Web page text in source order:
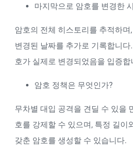
마지막으로 암호를 변경한
암호의 전체 히스토리를 추적하
변경된 날짜를 추가로 기록합니
호가 실제로 변경되었음을 입증합
암호 정책은 무엇인가?
무차별 대입 공격을 견딜 수 있을
호를 강제할 수 있으며, 특정 길이
갖춘 암호를 생성할 수 있습니다.